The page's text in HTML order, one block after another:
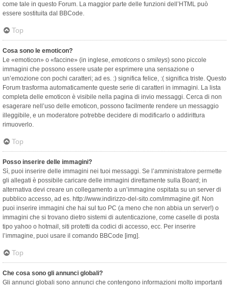
come tale in questo Forum. La maggior parte delle funzioni dell’HTML può
essere sostituita dal BBCode.
Top
Cosa sono le emoticon?
Le «emoticon» o «faccine» (in inglese, emoticons o smileys) sono piccole
immagini che possono essere usate per esprimere una sensazione o
un’emozione con pochi caratteri; ad es. :) significa felice, :( significa triste. Questo
Forum trasforma automaticamente queste serie di caratteri in immagini. La lista
completa delle emoticon è visibile nella pagina di invio messaggi. Cerca di non
esagerare nell’uso delle emoticon, possono facilmente rendere un messaggio
illeggibile, e un moderatore potrebbe decidere di modificarlo o addirittura
rimuoverlo.
Top
Posso inserire delle immagini?
Sì, puoi inserire delle immagini nei tuoi messaggi. Se l’amministratore permette
gli allegati è possibile caricare delle immagini direttamente sulla Board; in
alternativa devi creare un collegamento a un’immagine ospitata su un server di
pubblico accesso, ad es. http://www.indirizzo-del-sito.com/immagine.gif. Non
puoi inserire immagini che hai sul tuo PC (a meno che non abbia un server!) o
immagini che si trovano dietro sistemi di autenticazione, come caselle di posta
tipo yahoo o hotmail, siti protetti da codici di accesso, ecc. Per inserire
l’immagine, puoi usare il comando BBCode [img].
Top
Che cosa sono gli annunci globali?
Gli annunci globali sono annunci che contengono informazioni molto importanti